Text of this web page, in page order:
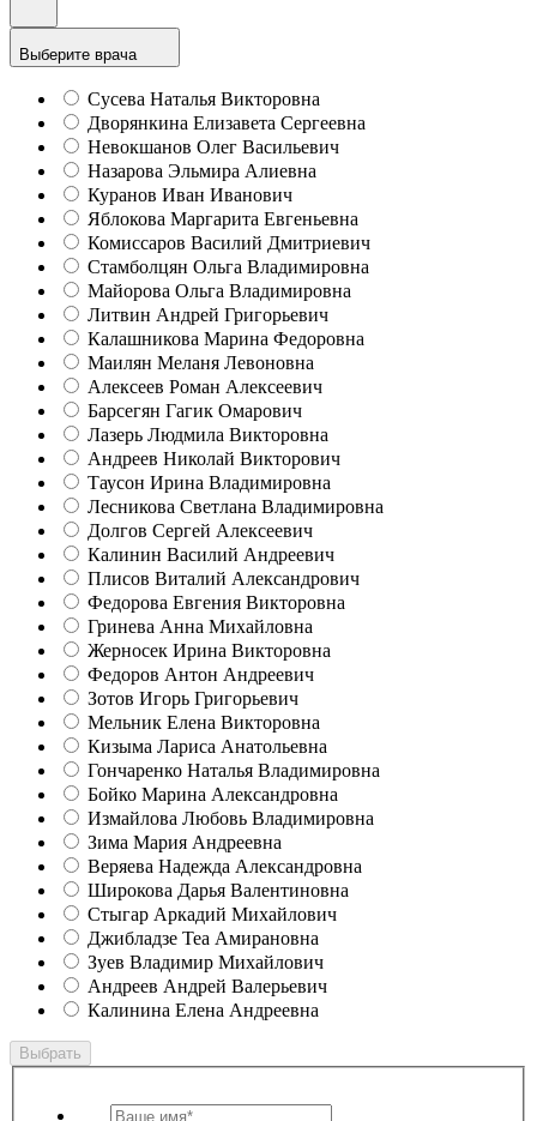
Выберите врача
Сусева Наталья Викторовна
Дворянкина Елизавета Сергеевна
Невокшанов Олег Васильевич
Назарова Эльмира Алиевна
Куранов Иван Иванович
Яблокова Маргарита Евгеньевна
Комиссаров Василий Дмитриевич
Стамболцян Ольга Владимировна
Майорова Ольга Владимировна
Литвин Андрей Григорьевич
Калашникова Марина Федоровна
Маилян Меланя Левоновна
Алексеев Роман Алексеевич
Барсегян Гагик Омарович
Лазерь Людмила Викторовна
Андреев Николай Викторович
Таусон Ирина Владимировна
Лесникова Светлана Владимировна
Долгов Сергей Алексеевич
Калинин Василий Андреевич
Плисов Виталий Александрович
Федорова Евгения Викторовна
Гринева Анна Михайловна
Жерносек Ирина Викторовна
Федоров Антон Андреевич
Зотов Игорь Григорьевич
Мельник Елена Викторовна
Кизыма Лариса Анатольевна
Гончаренко Наталья Владимировна
Бойко Марина Александровна
Измайлова Любовь Владимировна
Зима Мария Андреевна
Веряева Надежда Александровна
Широкова Дарья Валентиновна
Стыгар Аркадий Михайлович
Джибладзе Теа Амирановна
Зуев Владимир Михайлович
Андреев Андрей Валерьевич
Калинина Елена Андреевна
Выбрать